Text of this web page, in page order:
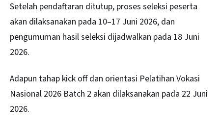
Setelah pendaftaran ditutup, proses seleksi peserta
akan dilaksanakan pada 10–17 Juni 2026, dan
pengumuman hasil seleksi dijadwalkan pada 18 Juni
2026.
Adapun tahap kick off dan orientasi Pelatihan Vokasi
Nasional 2026 Batch 2 akan dilaksanakan pada 22 Juni
2026.